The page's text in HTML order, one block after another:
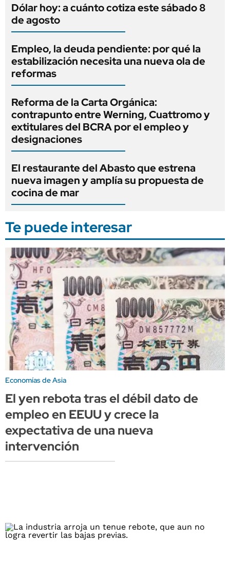
Dólar hoy: a cuánto cotiza este sábado 8
de agosto
Empleo, la deuda pendiente: por qué la
estabilización necesita una nueva ola de
reformas
Reforma de la Carta Orgánica:
contrapunto entre Werning, Cuattromo y
extitulares del BCRA por el empleo y
designaciones
El restaurante del Abasto que estrena
nueva imagen y amplía su propuesta de
cocina de mar
Te puede interesar
Economías de Asia
El yen rebota tras el débil dato de
empleo en EEUU y crece la
expectativa de una nueva
intervención